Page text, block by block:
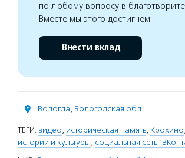
по любому вопросу в
Вместе мы этого достигнем
Внести вклад
Вологда, Вологодская обл.
ТЕГИ: видео, историческая память, Крохино,
истории и культуры, социальная сеть